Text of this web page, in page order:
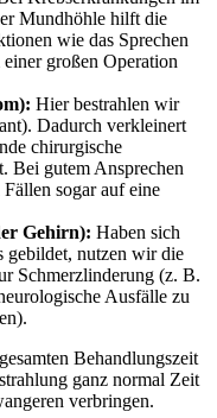
Mundhöhle hilft die
wie das Sprechen
großen Operation
Hier bestrahlen wir
Dadurch verkleinert
chirurgische
Bei gutem Ansprechen
sogar auf eine
Gehirn): Haben sich
gebildet, nutzen wir die
Schmerzlinderung (z. B.
Ausfälle zu
Behandlungszeit
ganz normal Zeit
verbringen.